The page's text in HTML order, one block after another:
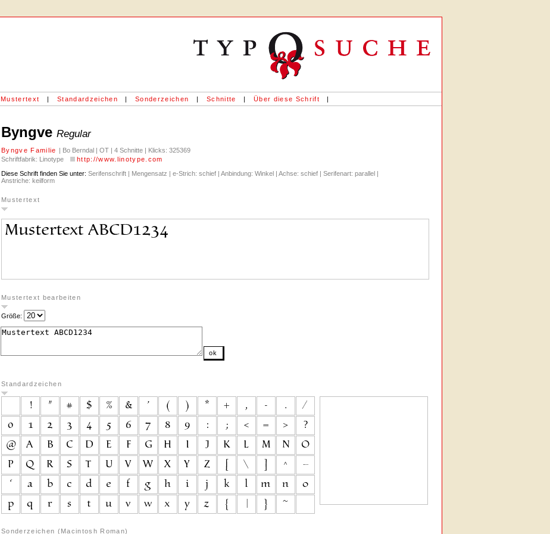
Mustertext | Standardzeichen | Sonderzeichen | Schnitte | Über diese Schrift |
Byngve Regular
Byngve Familie | Bo Berndal | OT | 4 Schnitte | Klicks: 325369
Schriftfabrik: Linotype
http://www.linotype.com
Diese Schrift finden Sie unter: Serifenschrift | Mengensatz | e-Strich: schief | Anbindung: Winkel | Achse: schief | Serifenart: parallel |
Anstriche: keilform
Mustertext
Mustertext bearbeiten
Größe:
ok
Standardzeichen
Sonderzeichen (Macintosh Roman)